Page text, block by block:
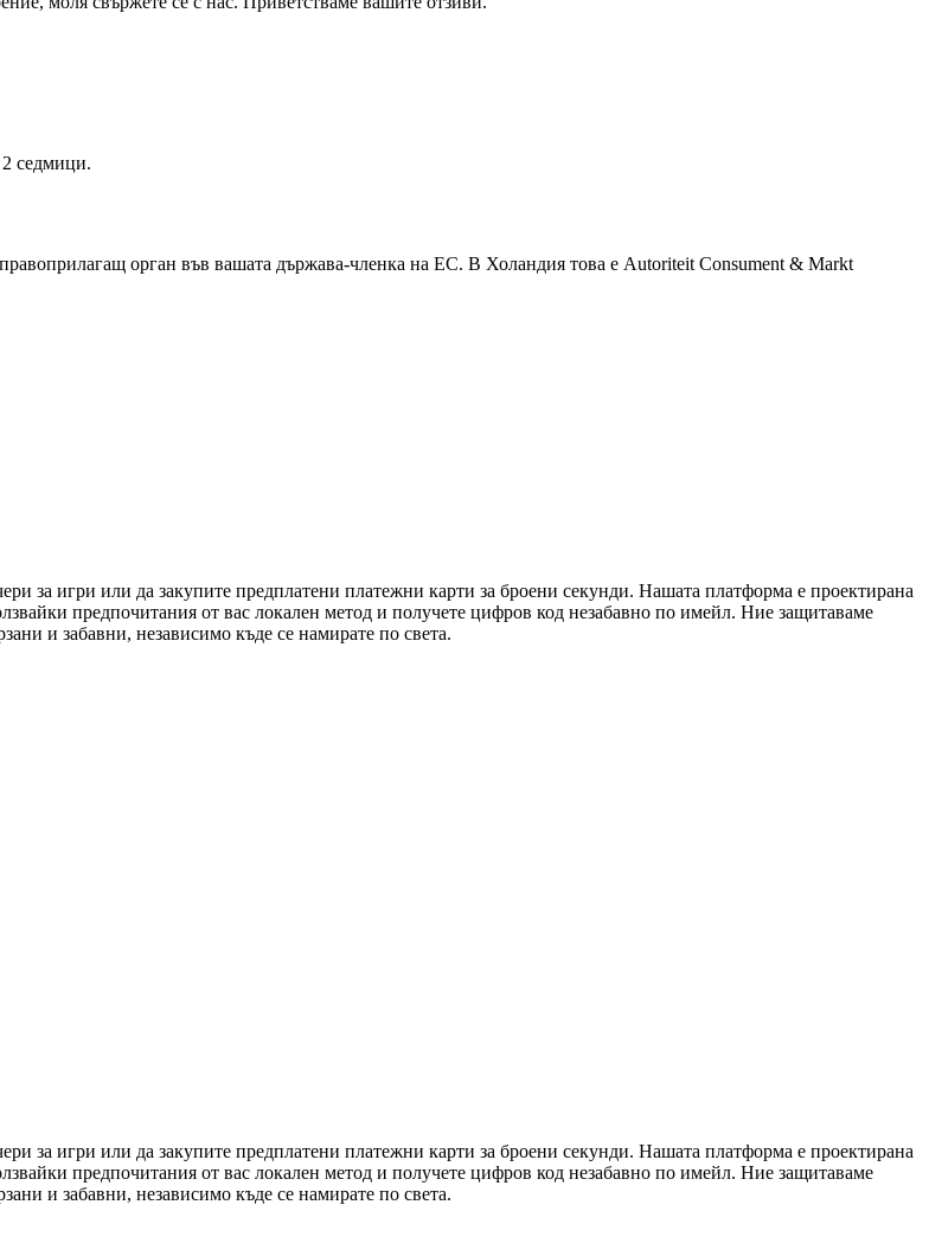
2 седмици.
орган във вашата държава-членка на ЕС. В Холандия това е Autoriteit Consument & Markt
за игри или да закупите предплатени платежни карти за броени секунди. Нашата платформа е проектирана
предпочитания от вас локален метод и получете цифров код незабавно по имейл. Ние защитаваме
и забавни, независимо къде се намирате по света.
за игри или да закупите предплатени платежни карти за броени секунди. Нашата платформа е проектирана
предпочитания от вас локален метод и получете цифров код незабавно по имейл. Ние защитаваме
и забавни, независимо къде се намирате по света.